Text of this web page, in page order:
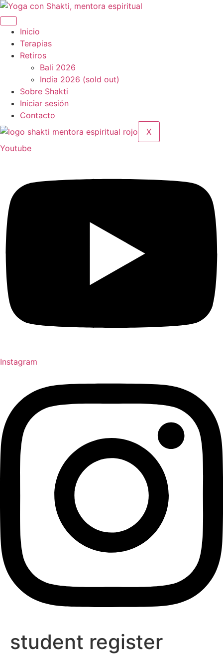
Ir
al
contenido
Inicio
Terapias
Retiros
Bali 2026
India 2026 (sold out)
Sobre Shakti
Iniciar sesión
Contacto
X
Youtube
Instagram
student register